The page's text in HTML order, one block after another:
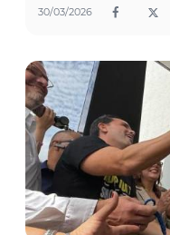
30/03/2026